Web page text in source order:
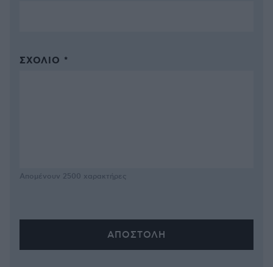
ΣΧΌΛΙΟ *
Απομένουν 2500 χαρακτήρες